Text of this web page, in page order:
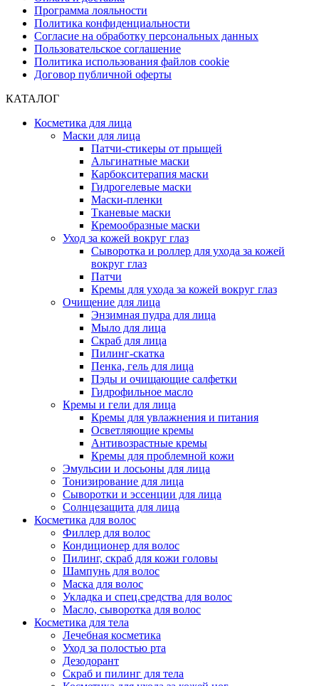
Программа лояльности
Политика конфиденциальности
Согласие на обработку персональных данных
Пользовательское соглашение
Политика использования файлов cookie
Договор публичной оферты
КАТАЛОГ
Косметика для лица
Маски для лица
Патчи-стикеры от прыщей
Альгинатные маски
Карбокситерапия маски
Гидрогелевые маски
Маски-пленки
Тканевые маски
Кремообразные маски
Уход за кожей вокруг глаз
Сыворотка и роллер для ухода за кожей
вокруг глаз
Патчи
Кремы для ухода за кожей вокруг глаз
Очищение для лица
Энзимная пудра для лица
Мыло для лица
Скраб для лица
Пилинг-скатка
Пенка, гель для лица
Пэды и очищающие салфетки
Гидрофильное масло
Кремы и гели для лица
Кремы для увлажнения и питания
Осветляющие кремы
Антивозрастные кремы
Кремы для проблемной кожи
Эмульсии и лосьоны для лица
Тонизирование для лица
Сыворотки и эссенции для лица
Солнцезащита для лица
Косметика для волос
Филлер для волос
Кондиционер для волос
Пилинг, скраб для кожи головы
Шампунь для волос
Маска для волос
Укладка и спец.средства для волос
Масло, сыворотка для волос
Косметика для тела
Лечебная косметика
Уход за полостью рта
Дезодорант
Скраб и пилинг для тела